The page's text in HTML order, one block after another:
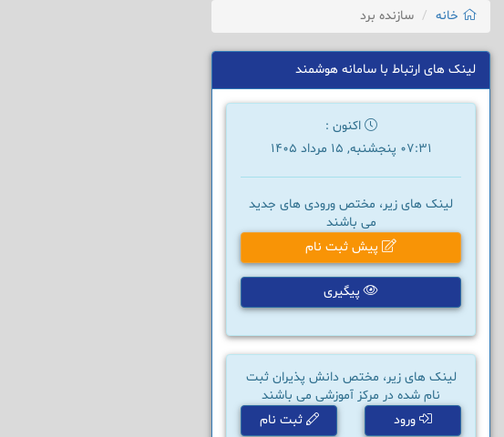
خانه سازنده برد
لینک های ارتباط با سامانه هوشمند
اکنون :
07:31 پنجشنبه, 15 مرداد 1405
لینک های زیر، مختص ورودی های جدید
می باشند
پیش ثبت نام
پیگیری
لینک های زیر، مختص دانش پذیران ثبت
نام شده در مرکز آموزشی می باشند
ورود
ثبت نام